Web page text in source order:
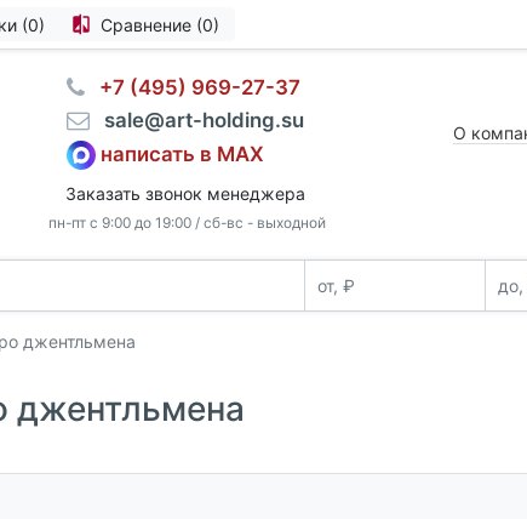
(0) Сравнение (0)
⠀+7 (495) 969-27-37
⠀sale@art-holding.su
написать в MAX
Заказать звонок менеджера
пн-пт с 9:00 до 19:00 / сб-вс - выходной
О
джентльмена
джентльмена